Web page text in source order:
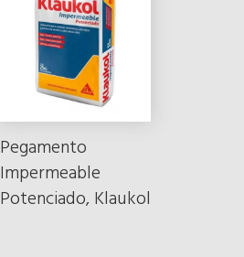
Pegamento
Impermeable
Potenciado, Klaukol